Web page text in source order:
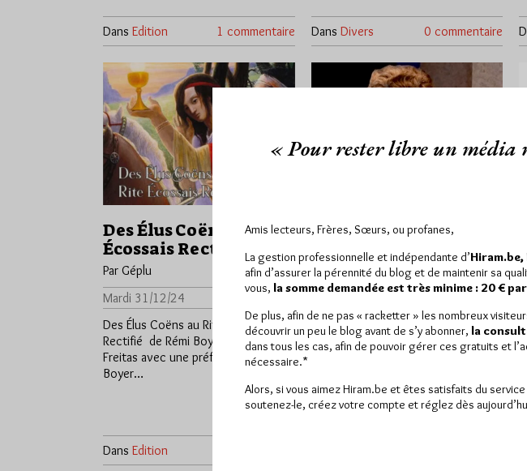
Dans Edition 1 commentaire Dans Divers 0 commentaire
Des Élus Coëns au Rite
Écossais Rectifié
Par Géplu
Mardi 31/12/24
Lu 742 fois
Des Élus Coëns au Rite Écossais
Rectifié de Rémi Boyer et Limas de
Freitas avec une préface de Sylvie
Boyer…
Dans Edition
Les conférences de
Jean-Claude Sitbon
Par Géplu
Jean-Claude Sitbon, spécialiste
reconnu du Rite Ecossais Rectifié,
fondateur du Cercle d’Etudes et de
Rectifié…
« Pour rester libre un média
Amis lecteurs, Frères, Sœurs, ou profanes,
La gestion professionnelle et indépendante d’Hiram.be,
afin d’assurer la pérennité du blog et de maintenir sa
vous, la somme demandée est très minime : 20 €
De plus, afin de ne pas « racketter » les nombreux
découvrir un peu le blog avant de s’y abonner, la
dans tous les cas, afin de pouvoir gérer ces gratuits et
nécessaire.*
Alors, si vous aimez Hiram.be et êtes satisfaits du
soutenez-le, créez votre compte et réglez dès